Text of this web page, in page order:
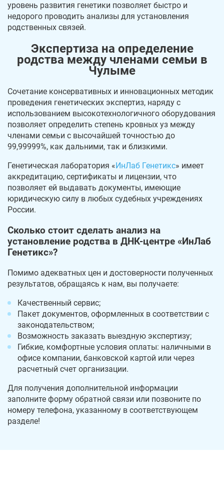
уровень развития генетики позволяет быстро и
недорого проводить анализы для установления
родственных связей.
Экспертиза на определение
родства между членами семьи в
Чулыме
Сочетание консервативных и инновационных методик
проведения генетических экспертиз, наряду с
использованием высокотехнологичного оборудования
позволяет определить степень кровных уз между
членами семьи с высочайшей точностью до
99,99999%, как дальними, так и близкими.
Генетическая лаборатория « ИнЛаб Генетикс» имеет
аккредитацию, сертификаты и лицензии, что
позволяет ей выдавать документы, имеющие
юридическую силу в любых судебных учреждениях
России.
Сколько стоит сделать анализ на
установление родства в ДНК-центре «ИнЛаб
Генетикс»?
Помимо адекватных цен и достоверности полученных
результатов, обращаясь к нам, вы получаете:
Качественный сервис;
Пакет документов, оформленных в соответствии с
законодательством;
Возможность заказать выездную экспертизу;
Гибкие, комфортные условия оплаты: наличными в
офисе компании, банковской картой или через
расчетный счет организации.
Для получения дополнительной информации
заполните форму обратной связи или позвоните по
номеру телефона, указанному в соответствующем
разделе!